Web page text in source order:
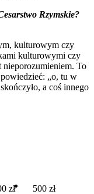
Rzymskie?
kulturowym czy
kulturowymi czy
To
„o, tu w
a coś innego
zł 500 zł